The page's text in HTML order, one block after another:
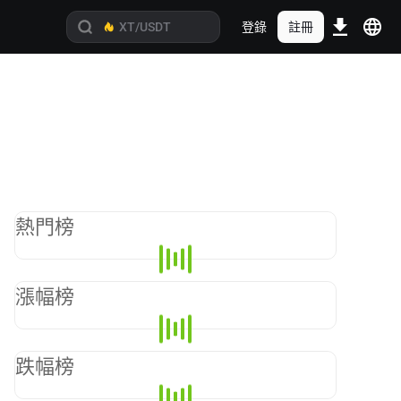
登錄 註冊
熱門榜
漲幅榜
跌幅榜